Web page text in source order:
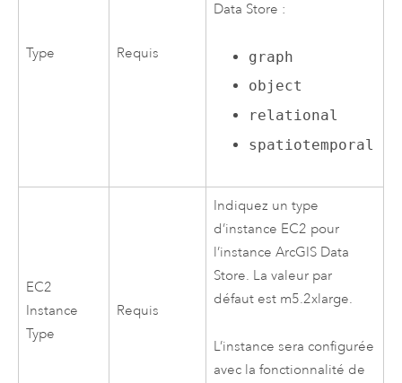
Type Requis
Data Store :
graph
object
relational
spatiotemporal
EC2
Instance
Type
Requis
Indiquez un type
d’instance EC2 pour
l’instanceArcGIS Data
Store. La valeur par
défaut est m5.2xlarge.
L’instance sera configurée
avec la fonctionnalité de